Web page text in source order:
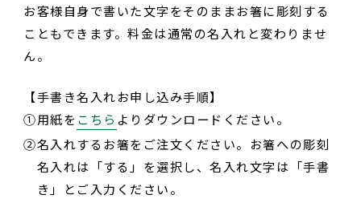
お客様自身で書いた文字をそのままお箸に彫刻する
こともできます。料金は通常の名入れと変わりませ
ん。
【手書き名入れお申し込み手順】
①用紙をこちら よりダウンロードください。
②名入れするお箸をご注文ください。お箸への彫刻
名入れは「する」を選択し、名入れ文字は「手書
き」とご入力ください。